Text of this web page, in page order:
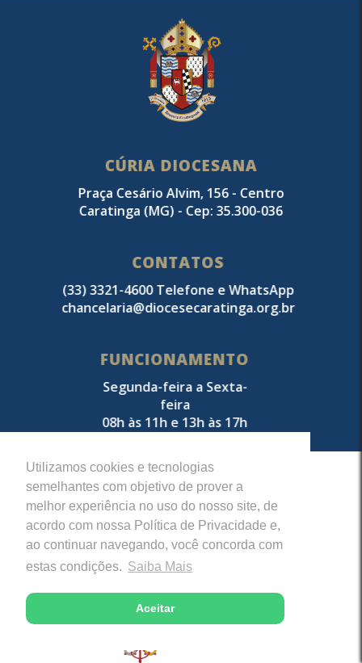
Utilizamos cookies e tecnologias
semelhantes com objetivo de prover a
melhor experiência no uso do nosso site, de
acordo com nossa Política de Privacidade e,
ao continuar navegando, você concorda com
estas condições. Saiba Mais
Aceitar
CÚRIA DIOCESANA
Praça Cesário Alvim, 156 - Centro
Caratinga (MG) - Cep: 35.300-036
CONTATOS
(33) 3321-4600 Telefone e WhatsApp
chancelaria@diocesecaratinga.org.br
FUNCIONAMENTO
Segunda-feira a Sexta-
feira
08h às 11h e 13h às 17h
ACESSO RÁPIDO